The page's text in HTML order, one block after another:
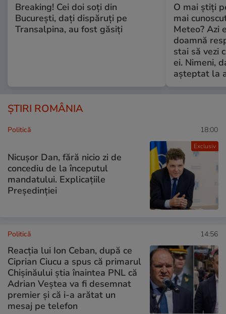
Breaking! Cei doi soți din
București, dați dispăruți pe
Transalpina, au fost găsiți
O mai știți
mai
Meteo? Azi
doamnă
stai să vezi
ei. Nimeni,
așteptat la
ȘTIRI ROMÂNIA
Exclusiv
Politică 18:00
Nicușor Dan, fără nicio zi de
concediu de la începutul
mandatului. Explicațiile
Președinției
Politică 14:56
Reacția lui Ion Ceban, după ce
Ciprian Ciucu a spus că primarul
Chișinăului știa înaintea PNL că
Adrian Veștea va fi desemnat
premier și că i-a arătat un
mesaj pe telefon